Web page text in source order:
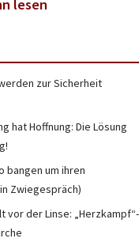
lesen
zur Sicherheit
hat Hoffnung: Die Lösung
bangen um ihren
Zwiegespräch)
vor der Linse: „Herzkampf“-